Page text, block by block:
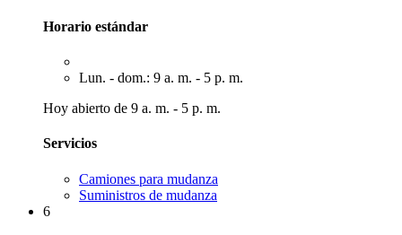
Horario estándar
Lun. - dom.: 9 a. m. - 5 p. m.
Hoy abierto de 9 a. m. - 5 p. m.
Servicios
Camiones para mudanza
Suministros de mudanza
6